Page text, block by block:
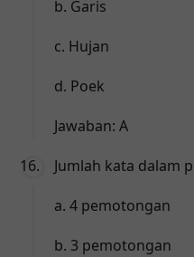
b. Garis
c. Hujan
d. Poek
Jawaban: A
Jumlah kata dalam
a. 4 pemotongan
b. 3 pemotongan